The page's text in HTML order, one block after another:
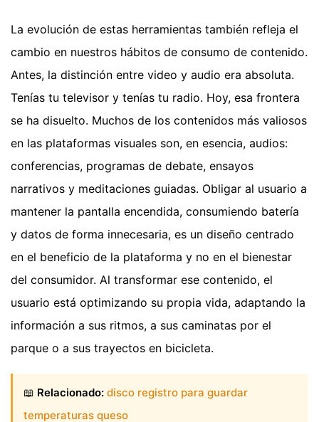
La evolución de estas herramientas también refleja el
cambio en nuestros hábitos de consumo de contenido.
Antes, la distinción entre video y audio era absoluta.
Tenías tu televisor y tenías tu radio. Hoy, esa frontera
se ha disuelto. Muchos de los contenidos más valiosos
en las plataformas visuales son, en esencia, audios:
conferencias, programas de debate, ensayos
narrativos y meditaciones guiadas. Obligar al usuario a
mantener la pantalla encendida, consumiendo batería
y datos de forma innecesaria, es un diseño centrado
en el beneficio de la plataforma y no en el bienestar
del consumidor. Al transformar ese contenido, el
usuario está optimizando su propia vida, adaptando la
información a sus ritmos, a sus caminatas por el
parque o a sus trayectos en bicicleta.
📖 Relacionado: disco registro para guardar
temperaturas queso